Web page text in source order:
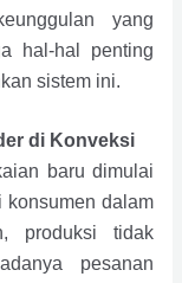
yang
hal-hal penting
sistem ini.
di Konveksi
baru dimulai
konsumen dalam
produksi tidak
pesanan